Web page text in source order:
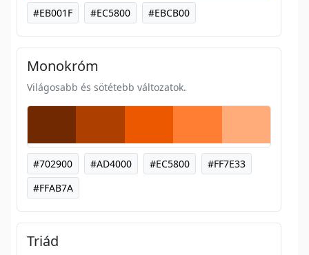
#EB001F #EC5800 #EBCB00
Monokróm
Világosabb és sötétebb változatok.
#702900 #AD4000 #EC5800
#FF7E33
#FFAB7A
Triád